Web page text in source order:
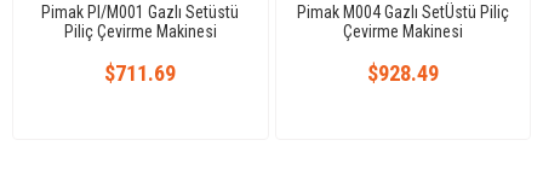
Pimak PI/M001 Gazlı Setüstü
Piliç Çevirme Makinesi
$711.69
Pimak M004 Gazlı SetÜstü Piliç
Çevirme Makinesi
$928.49